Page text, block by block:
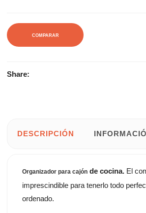
COMPARAR
Share:
DESCRIPCIÓN
Organizador para cajón de cocina. El
imprescindible para tenerlo todo
ordenado.